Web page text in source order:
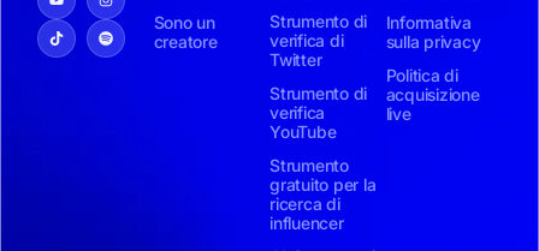
Sono un
creatore
Strumento di
verifica di
Twitter
Strumento di
verifica
YouTube
Strumento
gratuito per la
ricerca di
influencer
Informativa
sulla privacy
Politica di
acquisizione
live